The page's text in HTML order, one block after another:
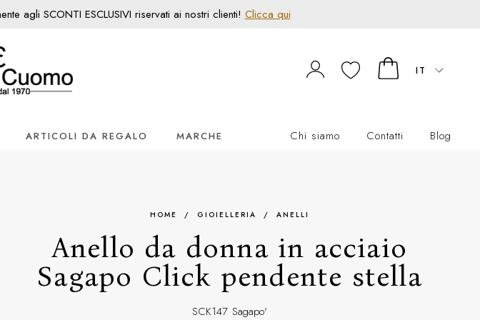
agli SCONTI ESCLUSIVI riservati ai nostri clienti! Clicca qui
IT
ARTICOLI DA REGALO MARCHE Chi siamo Contatti Blog
HOME / GIOIELLERIA / ANELLI
Anello da donna in acciaio
Sagapo Click pendente stella
SCK147 Sagapo'